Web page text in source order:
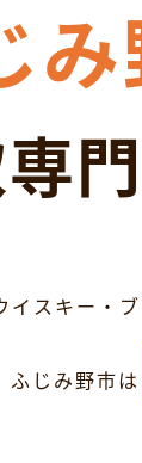
スキー・
ふじみ野市は